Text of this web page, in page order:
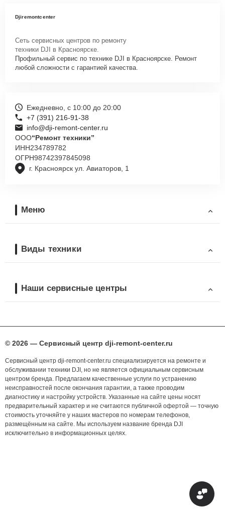
Djiremontcenter
Сеть сервисных центров по ремонту
техники DJI в Красноярске.
Профильный сервис по технике DJI в Красноярске. Ремонт
любой сложности с гарантией качества.
г. Красноярск ул. Авиаторов, 1
Ежедневно, с 10:00 до 20:00
+7 (391) 216-91-38
info@dji-remont-center.ru
ООО“Ремонт техники”
ИНН234789782
ОГРН98742397845098
Меню
Виды техники
Наши сервисные центры
© 2026 — Сервисный центр dji-remont-center.ru
Сервисный центр dji-remont-center.ru специализируется на ремонте и
обслуживании техники DJI, но не является официальным сервисным
центром бренда. Предлагаем качественные услуги по устранению
неисправностей после окончания гарантии, а также проводим
диагностику и настройку устройств. Указанные на сайте цены носят
предварительный характер и не считаются публичной офертой — точную
стоимость уточняйте у наших мастеров по номерам телефонов,
размещённым на сайте. Мы используем название бренда DJI
исключительно в информационных целях.